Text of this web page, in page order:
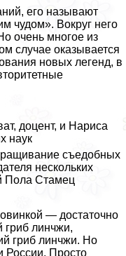
его называют
чудом». Вокруг него
очень многое из
случае оказывается
новых легенд, в
доцент, и Нариса
наук
съедобных
нескольких
Пола Стамец
— достаточно
гриб линчжи,
гриб линчжи. Но
России. Просто